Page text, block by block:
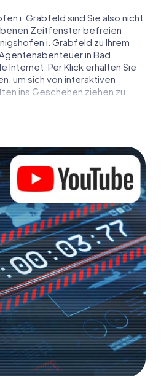
i. Grabfeld sind Sie also nicht
Zeitfenster befreien
i. Grabfeld zu Ihrem
in Bad
Internet. Per Klick erhalten Sie
um sich von interaktiven
ins Geschehen ziehen zu
die Bösewichte aufzuhalten. Im
Helden: Sie verewigen
und erhalten Zugang zu Ihrer
macht Bad Königshofen i.
sich Ihre Tickets in die Welt
i. Grabfeld in einen